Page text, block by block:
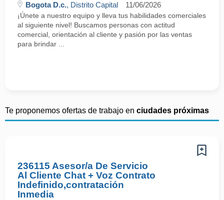
Bogota D.c., Distrito Capital 11/06/2026
¡Únete a nuestro equipo y lleva tus habilidades comerciales
al siguiente nivel! Buscamos personas con actitud
comercial, orientación al cliente y pasión por las ventas
para brindar ...
Te proponemos ofertas de trabajo en ciudades próximas
236115 Asesor/a De Servicio
Al Cliente Chat + Voz Contrato
Indefinido,contratación
Inmedia